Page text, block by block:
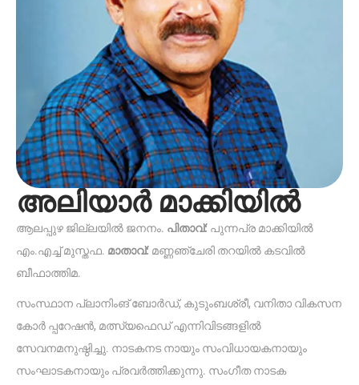
അലിയാർ മാക്കിയിൽ
ആലപ്പുഴ ജില്ലയിൽ ജനനം. പിതാവ്: പുന്നപ്ര മാക്കിയിൽ
എം.എച്ച് മുസ്ത‌ഫ. മാതാവ്: മണ്ണഞ്ചേരി തറയിൽ കടവിൽ
ബീഫാത്തിമ.
സംസ്ഥാന പ്ലാനിംങ് ബോർഡ്, കുടുംബശ്രീ, വനിതാ വികസന
കോർ പ്പറേഷൻ, മത്സ്യഫെഡ് എന്നിവിടങ്ങളിൽ
സേവനമനുഷ്ഠിച്ചു. നാടകനട നായും സംവിധായകനായും
സംഘാടകനായും പ്രവർത്തിക്കുന്നു. സംഗീത നാടക